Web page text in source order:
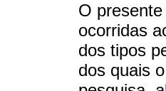
O
ocorridas
dos tipos
dos quais